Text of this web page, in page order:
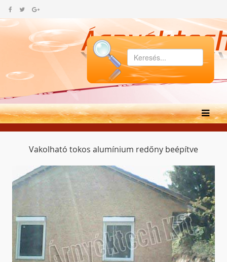
Vakolható tokos alumínium redőny beépítve